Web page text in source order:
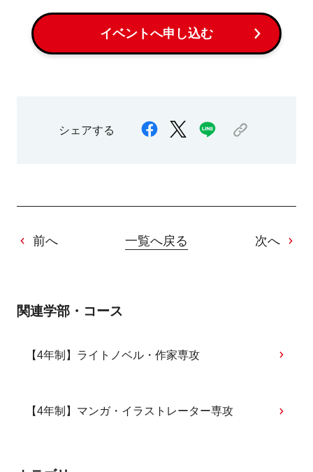
イベントへ申し込む
シェアする
前へ 一覧へ戻る 次へ
関連学部・コース
【4年制】ライトノベル・作家専攻
【4年制】マンガ・イラストレーター専攻